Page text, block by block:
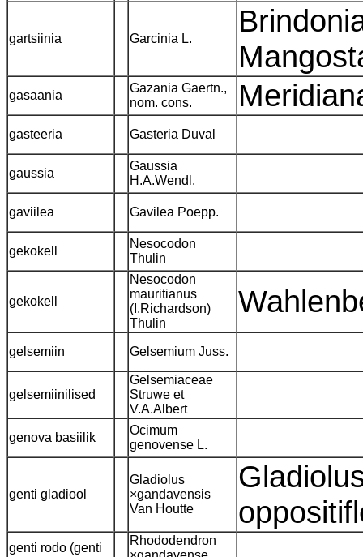
gartsiinia Garcinia L.
gasaania
Gazania Gaertn.,
nom. cons.
gasteeria Gasteria Duval
gaussia
Gaussia
H.A.Wendl.
gaviilea Gavilea Poepp.
gekokell
Nesocodon
Thulin
gekokell
Nesocodon
mauritianus
(I.Richardson)
Thulin
gelsemiin Gelsemium Juss.
gelsemiinilised
Gelsemiaceae
Struwe et
V.A.Albert
genova basiilik
Ocimum
genovense L.
genti gladiool
Gladiolus
×gandavensis
Van Houtte
genti rodo (genti
Rhododendron